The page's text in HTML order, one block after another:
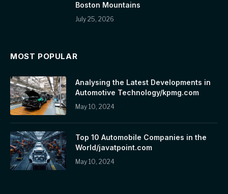
Boston Mountains
July 25, 2026
MOST POPULAR
Analysing the Latest Developments in
Automotive Technology/kpmg.com
May 10, 2024
Top 10 Automobile Companies in the
World/javatpoint.com
May 10, 2024